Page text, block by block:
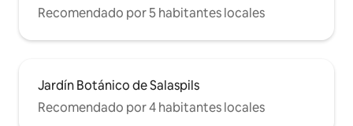
Recomendado por 5 habitantes locales
Jardín Botánico de Salaspils
Recomendado por 4 habitantes locales